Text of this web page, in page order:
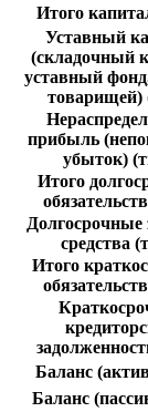
Итого
Уставный
(складочный
уставный
товарищей)
прибыль
убыток)
Итого
Долгосрочные
средства
Итого
Баланс
Баланс